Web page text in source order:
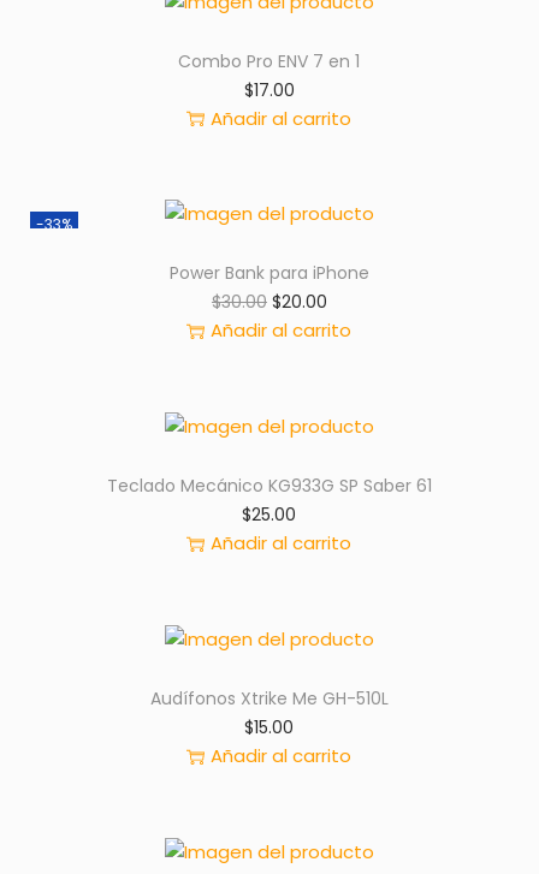
Combo Pro ENV 7 en 1
$17.00
Añadir al carrito
-33%
Power Bank para iPhone
$30.00 E
l
e
i
o
i
a
l
e
:
$20.00E
l
e
i
a
a
e
:
0
Añadir al carrito
Teclado Mecánico KG933G SP Saber 61
$25.00
Añadir al carrito
Audífonos Xtrike Me GH-510L
$15.00
Añadir al carrito